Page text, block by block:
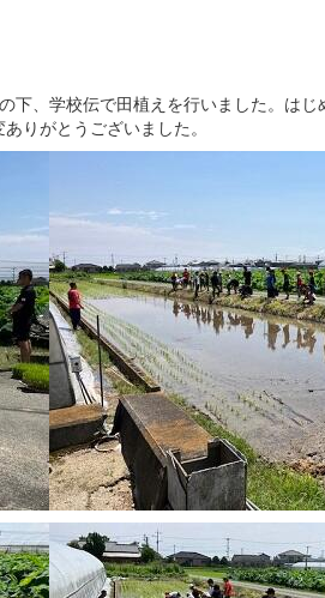
、学校伝で田植えを行いました。は
りがとうございました。